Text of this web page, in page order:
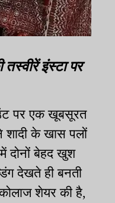
इंस्टा पर
पर एक खूबसूरत
शादी के खास पलों
में दोनों बेहद खुश
देखते ही बनती
शेयर की है,